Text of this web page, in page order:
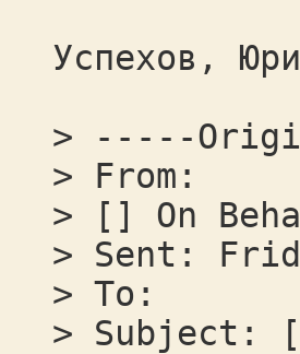
Успехов,
> -----
> From:
> [] On
> Sent:
> To:
> Subject: [